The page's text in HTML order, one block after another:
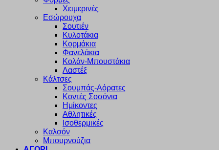
Χειμερινές
Εσώρουχα
Σουτιέν
Κυλοτάκια
Κορμάκια
Φανελάκια
Κολάν-Μπουστάκια
Λαστέξ
Κάλτσες
Σουμπάς-Αόρατες
Κοντές Σοσόνια
Ημίκοντες
Αθλητικές
Ισοθερμικές
Καλσόν
Μπουρνούζια